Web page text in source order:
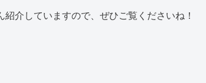
介していますので、ぜひご覧くださいね！